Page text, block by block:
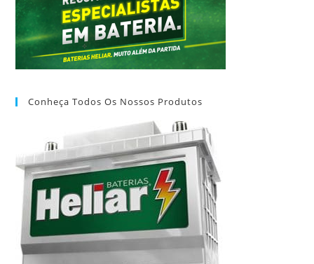
Conheça Todos Os Nossos Produtos